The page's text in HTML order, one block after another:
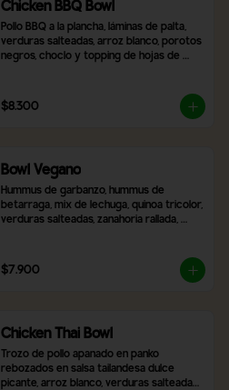
Chicken BBQ Bowl
Pollo BBQ a la plancha, láminas de palta,
verduras salteadas, arroz blanco, porotos
negros, choclo y topping de hojas de
$8.300
Bowl Vegano
Hummus de garbanzo, hummus de
betarraga, mix de lechuga, quinoa tricolor,
verduras salteadas, zanahoria rallada,
elección
$7.900
Chicken Thai Bowl
Trozo de pollo apanado en panko
rebozados en salsa tailandesa dulce
picante, arroz blanco, verduras salteadas,